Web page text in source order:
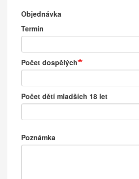
Objednávka
Termín
Počet dospělých
Počet dětí mladších 18 let
Poznámka